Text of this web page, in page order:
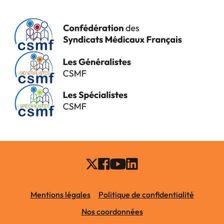
Mentions légales
Politique de confidentialité
Nos coordonnées